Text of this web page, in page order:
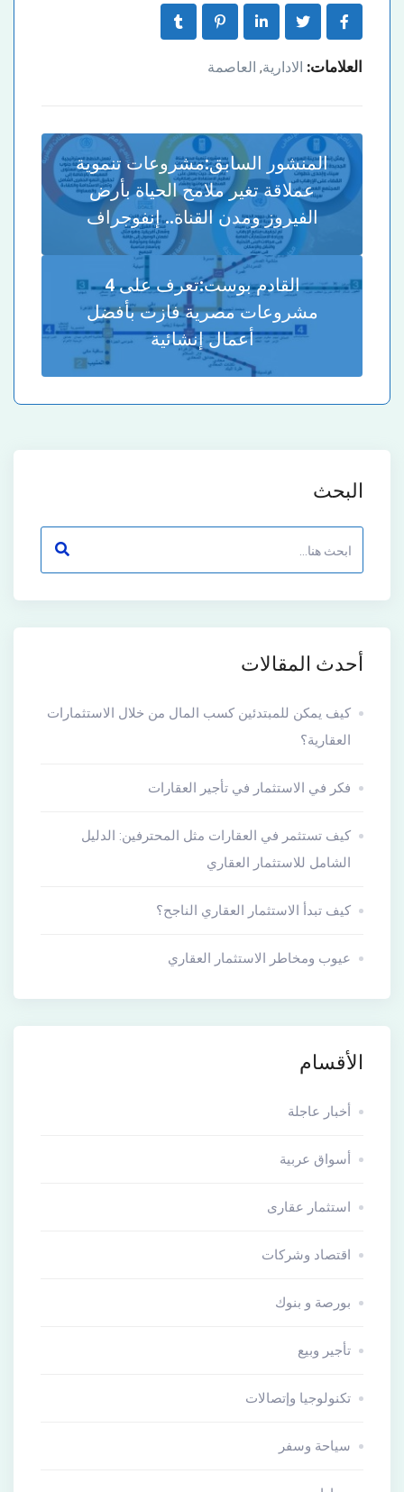
العلامات: الادارية, العاصمة
المنشور السابق:مشروعات تنموية
عملاقة تغير ملامح الحياة بأرض
الفيروز ومدن القناة.. إنفوجراف
القادم بوست:
تعرف على 4
مشروعات مصرية فازت بأفضل
أعمال إنشائية
البحث
أحدث المقالات
كيف يمكن للمبتدئين كسب المال من خلال الاستثمارات
العقارية؟
فكر في الاستثمار في تأجير العقارات
كيف تستثمر في العقارات مثل المحترفين: الدليل
الشامل للاستثمار العقاري
كيف تبدأ الاستثمار العقاري الناجح؟
عيوب ومخاطر الاستثمار العقاري
الأقسام
أخبار عاجلة
أسواق عربية
استثمار عقارى
اقتصاد وشركات
بورصة و بنوك
تأجير وبيع
تكنولوجيا وإتصالات
سياحة وسفر